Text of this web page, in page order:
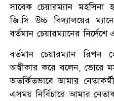
সাবেক চেয়ারম্যান মহসিনা
জি.সি উচ্চ বিদ্যালয়ের
বর্তমান চেয়ারম্যানের
বর্তমান চেয়ারম্যান রিপন
অস্বীকার করে বলেন, ভোরে
অতর্কিতভাবে আমার
এসময় নির্বিচারে আমার